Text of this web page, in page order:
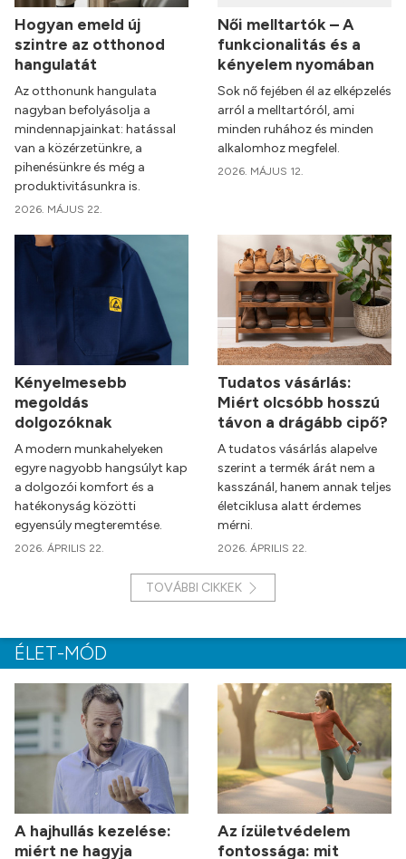
Hogyan emeld új
szintre az otthonod
hangulatát
Az otthonunk hangulata
nagyban befolyásolja a
mindennapjainkat: hatással
van a közérzetünkre, a
pihenésünkre és még a
produktivitásunkra is.
2026. MÁJUS 22.
Női melltartók – A
funkcionalitás és a
kényelem nyomában
Sok nő fejében él az elképzelés
arról a melltartóról, ami
minden ruhához és minden
alkalomhoz megfelel.
2026. MÁJUS 12.
Kényelmesebb
megoldás
dolgozóknak
A modern munkahelyeken
egyre nagyobb hangsúlyt kap
a dolgozói komfort és a
hatékonyság közötti
egyensúly megteremtése.
2026. ÁPRILIS 22.
Tudatos vásárlás:
Miért olcsóbb hosszú
távon a drágább cipő?
A tudatos vásárlás alapelve
szerint a termék árát nem a
kasszánál, hanem annak teljes
életciklusa alatt érdemes
mérni.
2026. ÁPRILIS 22.
TOVÁBBI CIKKEK
ÉLET-MÓD
A hajhullás kezelése:
miért ne hagyja
Az ízületvédelem
fontossága: mit